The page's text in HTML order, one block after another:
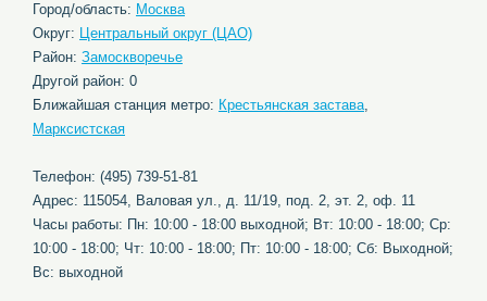
Город/область: Москва
Округ: Центральный округ (ЦАО)
Район: Замоскворечье
Другой район: 0
Ближайшая станция метро: Крестьянская застава,
Марксистская
Телефон: (495) 739-51-81
Адрес: 115054, Валовая ул., д. 11/19, под. 2, эт. 2, оф. 11
Часы работы: Пн: 10:00 - 18:00 выходной; Вт: 10:00 - 18:00; Ср:
10:00 - 18:00; Чт: 10:00 - 18:00; Пт: 10:00 - 18:00; Сб: Выходной;
Вс: выходной